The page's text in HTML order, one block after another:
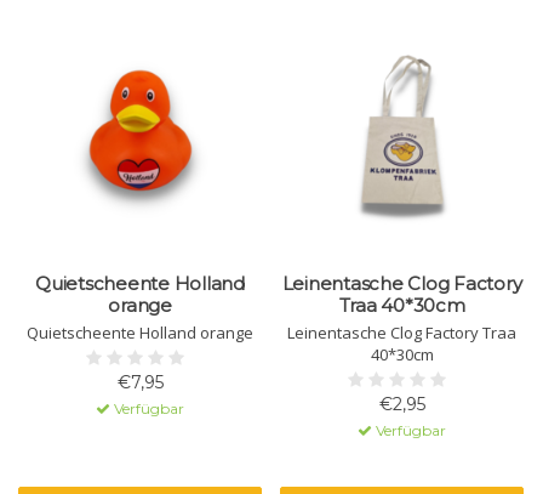
Quietscheente Holland
orange
Quietscheente Holland orange
€7,95
Verfügbar
Leinentasche Clog Factory
Traa 40*30cm
Leinentasche Clog Factory Traa
40*30cm
€2,95
Verfügbar